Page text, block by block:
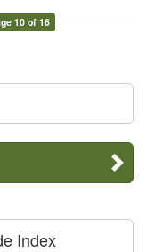
10 of 16
Index